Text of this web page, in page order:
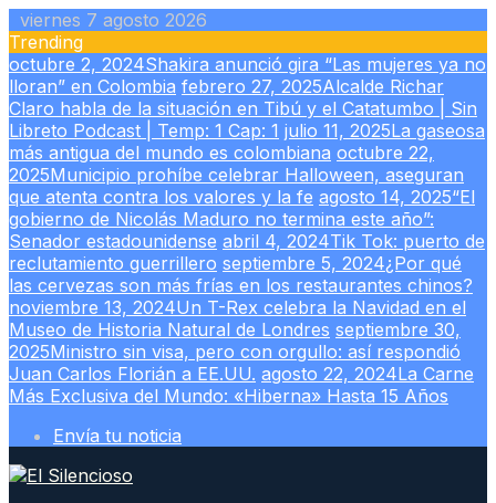
Skip
to
content
viernes 7 agosto 2026
Trending
octubre 2, 2024Shakira anunció gira “Las mujeres ya no
lloran” en Colombia febrero 27, 2025Alcalde Richar
Claro habla de la situación en Tibú y el Catatumbo | Sin
Libreto Podcast | Temp: 1 Cap: 1 julio 11, 2025La gaseosa
más antigua del mundo es colombiana octubre 22,
2025Municipio prohíbe celebrar Halloween, aseguran
que atenta contra los valores y la fe agosto 14, 2025“El
gobierno de Nicolás Maduro no termina este año”:
Senador estadounidense abril 4, 2024Tik Tok: puerto de
reclutamiento guerrillero septiembre 5, 2024¿Por qué
las cervezas son más frías en los restaurantes chinos?
noviembre 13, 2024Un T-Rex celebra la Navidad en el
Museo de Historia Natural de Londres septiembre 30,
2025Ministro sin visa, pero con orgullo: así respondió
Juan Carlos Florián a EE.UU. agosto 22, 2024La Carne
Más Exclusiva del Mundo: «Hiberna» Hasta 15 Años
Envía tu noticia